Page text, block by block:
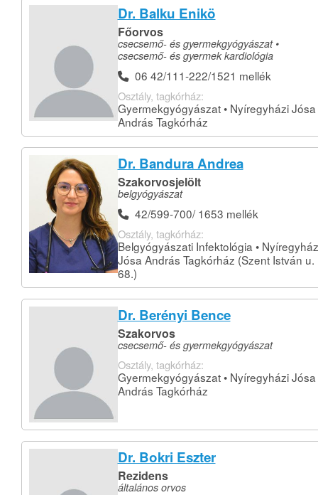
Dr. Balku Enikö
Főorvos
csecsemő- és gyermekgyógyászat •
csecsemő- és gyermek kardiológia
06 42/111-222/1521 mellék
Osztály, tagkórház:
Gyermekgyógyászat • Nyíregyházi Jósa
András Tagkórház
Dr. Bandura Andrea
Szakorvosjelölt
belgyógyászat
42/599-700/ 1653 mellék
Osztály, tagkórház:
Belgyógyászati Infektológia •
Jósa András Tagkórház (Szent István u.
68.)
Dr. Berényi Bence
Szakorvos
csecsemő- és gyermekgyógyászat
Osztály, tagkórház:
Gyermekgyógyászat • Nyíregyházi Jósa
András Tagkórház
Dr. Bokri Eszter
Rezidens
általános orvos